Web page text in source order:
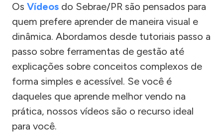
Os Vídeos do Sebrae/PR são pensados para
quem prefere aprender de maneira visual e
dinâmica. Abordamos desde tutoriais passo a
passo sobre ferramentas de gestão até
explicações sobre conceitos complexos de
forma simples e acessível. Se você é
daqueles que aprende melhor vendo na
prática, nossos vídeos são o recurso ideal
para você.